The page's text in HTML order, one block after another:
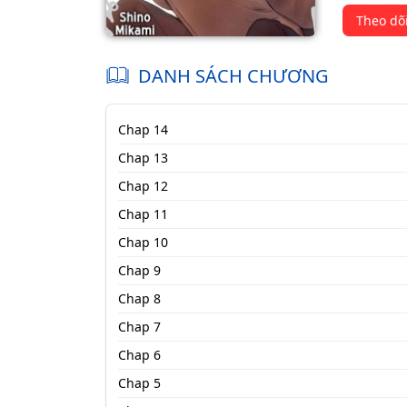
Theo
DANH SÁCH CHƯƠNG
Chap 14
Chap 13
Chap 12
Chap 11
Chap 10
Chap 9
Chap 8
Chap 7
Chap 6
Chap 5